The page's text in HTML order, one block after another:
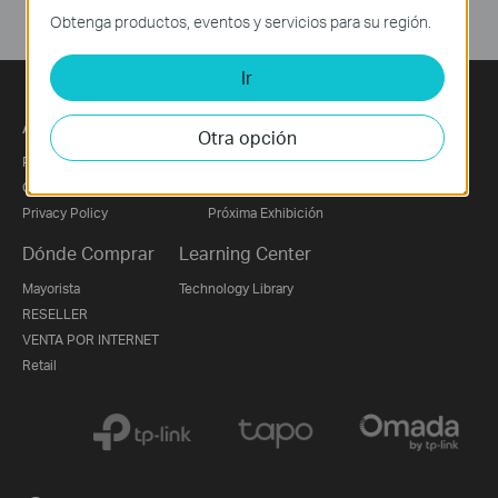
Acerca de Nosotros
Perfil Corporativo
Contáctanos
Privacy Policy
Noticias
Próxima Exhibición
Dónde Comprar
Mayorista
RESELLER
VENTA POR INTERNET
Retail
Learning Center
Technology Library
Obtenga productos, eventos y servicios para su región.
Ir
Otra opción